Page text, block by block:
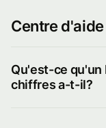
Centre d'aide
Qu'est-ce qu'un
chiffres a-t-il?